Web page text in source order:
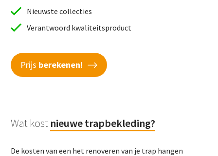
Nieuwste collecties
Verantwoord kwaliteitsproduct
Prijs berekenen!
Wat kost nieuwe trapbekleding?
De kosten van een het renoveren van je trap hangen